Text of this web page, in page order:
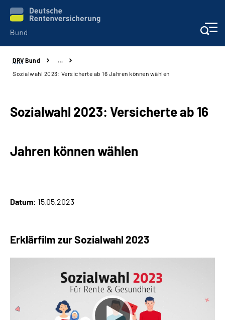
Beratung & Kontakt
Karriere
Online-Services
Inhalte in Gebärdensprache (DGS)
Leichte Sprache
DRV Bund
…
Sozialwahl 2023: Versicherte ab 16 Jahren können wählen
Sozialwahl 2023: Versicherte ab 16
Jahren können wählen
Datum: 15.05.2023
Erklärfilm zur Sozialwahl 2023